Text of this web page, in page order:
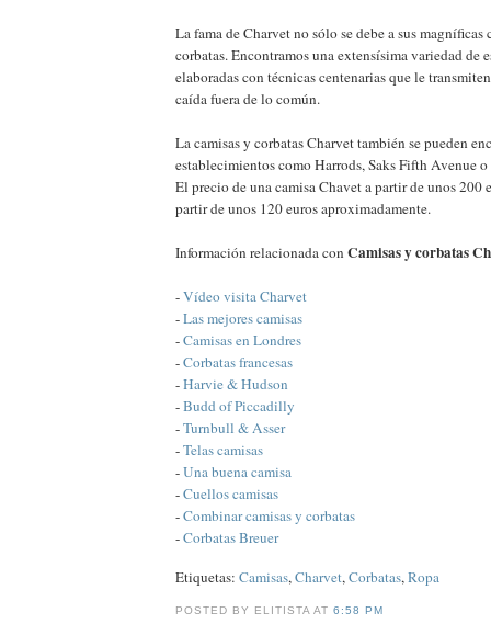
La fama de Charvet no sólo se debe a sus magníficas
corbatas. Encontramos una extensísima variedad de
elaboradas con técnicas centenarias que le
caída fuera de lo común.
La camisas y corbatas Charvet también se pueden
establecimientos como Harrods, Saks Fifth Avenue
El precio de una camisa Chavet a partir de unos 200
partir de unos 120 euros aproximadamente.
Información relacionada con Camisas y corbatas
-Vídeo visita Charvet
-Las mejores camisas
-Camisas en Londres
-Corbatas francesas
-Harvie & Hudson
-Budd of Piccadilly
-Turnbull & Asser
-Telas camisas
-Una buena camisa
-Cuellos camisas
-Combinar camisas y corbatas
-Corbatas Breuer
Etiquetas: Camisas,Charvet,Corbatas,Ropa
POSTED BY ELITISTA AT6:58 PM